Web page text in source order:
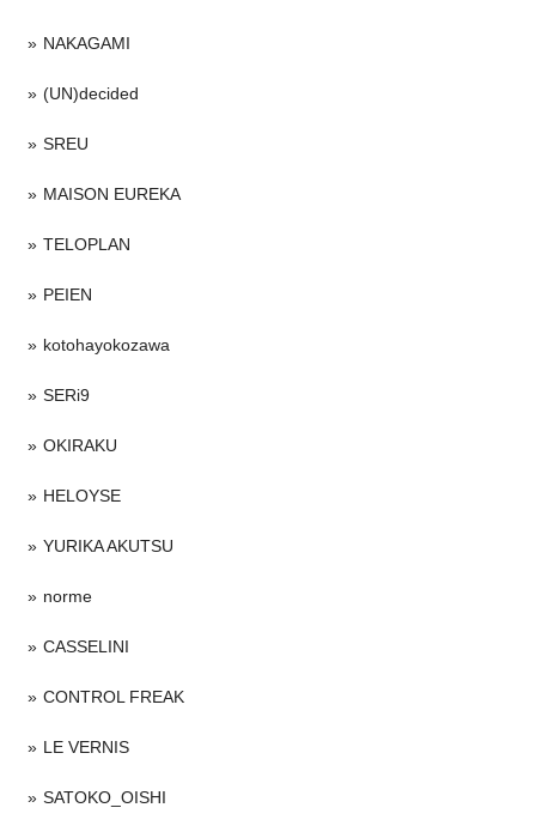
NAKAGAMI
(UN)decided
SREU
MAISON EUREKA
TELOPLAN
PEIEN
kotohayokozawa
SERi9
OKIRAKU
HELOYSE
YURIKA AKUTSU
norme
CASSELINI
CONTROL FREAK
LE VERNIS
SATOKO_OISHI